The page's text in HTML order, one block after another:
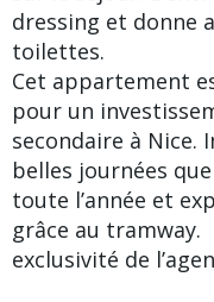
dressing et donne
toilettes.
Cet appartement
pour un
secondaire à Nice.
belles journées
toute l’année et
grâce au tramway.
exclusivité de